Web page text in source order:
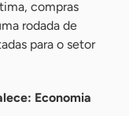
compras
rodada de
para o setor
Economia